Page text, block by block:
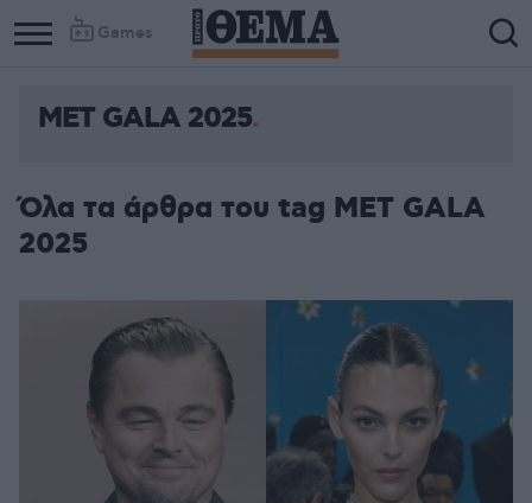
Games
MET GALA 2025
Όλα τα άρθρα του tag MET GALA
2025